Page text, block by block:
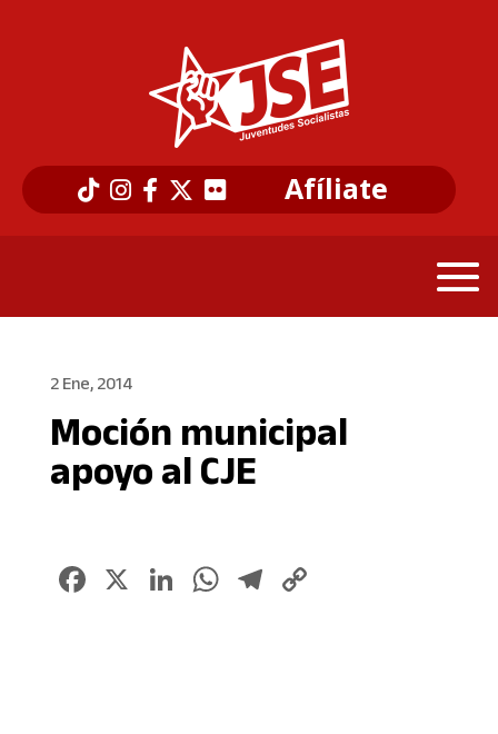
Afíliate
2 Ene, 2014
Moción municipal
apoyo al CJE
Facebook
X LinkedIn
WhatsApp
Telegram